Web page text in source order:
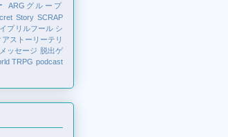
ARGグループ
Story SCRAP
プリルフール シ
アストーリーテリ
ッセージ 脱出ゲ
TRPG podcast